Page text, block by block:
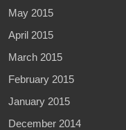
May 2015
April 2015
March 2015
February 2015
January 2015
December 2014